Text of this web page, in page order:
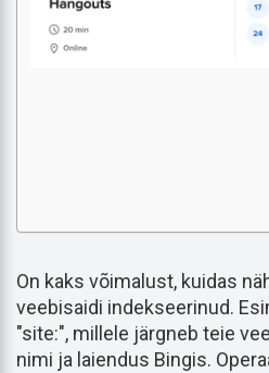
On kaks võimalust, kuidas
veebisaidi indekseerinud.
"site:", millele järgneb teie
nimi ja laiendus Bingis.